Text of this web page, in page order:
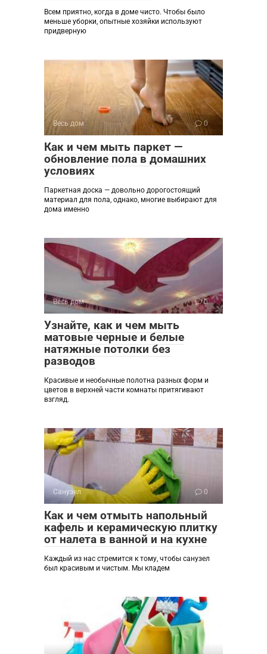
Всем приятно, когда в доме чисто. Чтобы было
меньше уборки, опытные хозяйки используют
придверную
Весь дом 0
Как и чем мыть паркет —
обновление пола в домашних
условиях
Паркетная доска — довольно дорогостоящий
материал для пола, однако, многие выбирают для
дома именно
Весь дом 0
Узнайте, как и чем мыть
матовые черные и белые
натяжные потолки без
разводов
Красивые и необычные полотна разных форм и
цветов в верхней части комнаты притягивают
взгляд.
Санузел 0
Как и чем отмыть напольный
кафель и керамическую плитку
от налета в ванной и на кухне
Каждый из нас стремится к тому, чтобы санузел
был красивым и чистым. Мы кладем